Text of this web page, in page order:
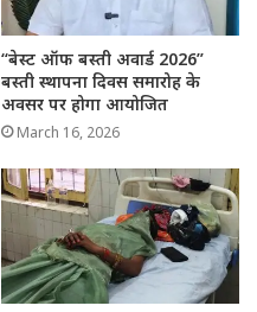
“बेस्ट ऑफ बस्ती अवार्ड 2026”
बस्ती स्थापना दिवस समारोह के
अवसर पर होगा आयोजित
March 16, 2026